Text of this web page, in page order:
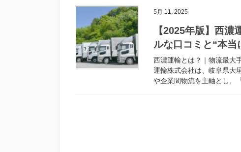
5月 11, 2025
【2025年版】西
ルな口コミと“本当
西濃運輸とは？｜物流最大
運輸株式会社は、岐阜県大
や企業間物流を主軸とし、